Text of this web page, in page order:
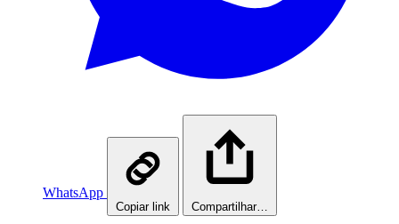
WhatsApp
Copiar link Compartilhar…